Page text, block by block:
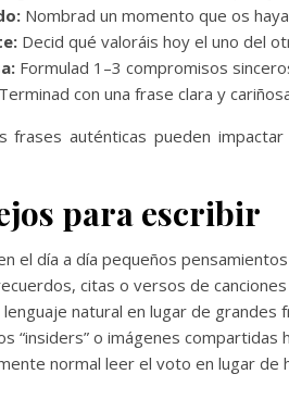
Nombrad un momento que os
Decid qué valoráis hoy el uno del
Formulad 1–3 compromisos
Terminad con una frase clara y
frases auténticas pueden
para escribir
el día a día pequeños
citas o versos de
lenguaje natural en lugar de grandes
“insiders” o imágenes
normal leer el voto en lugar de